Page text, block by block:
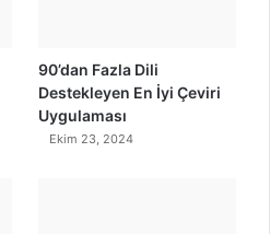
90’dan Fazla Dili
Destekleyen En İyi Çeviri
Uygulaması
Ekim 23, 2024